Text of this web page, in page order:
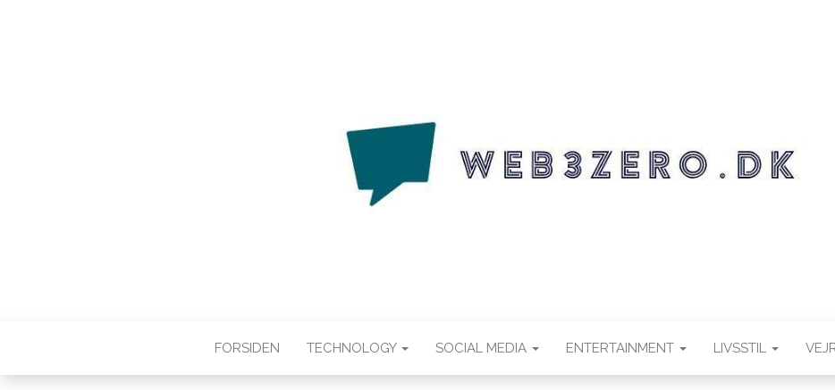
WEB3ZERO.DK
FORSIDEN TECHNOLOGY SOCIAL MEDIA ENTERTAINMENT LIVSSTIL